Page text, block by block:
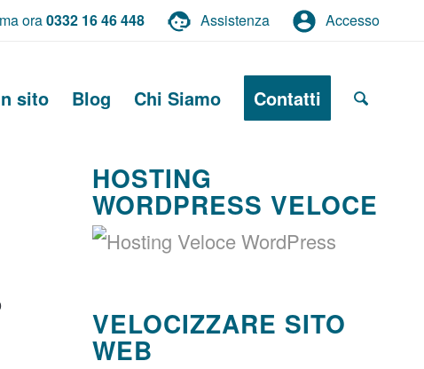
ora0332 16 46 448 Assistenza Accesso
sito Blog Chi Siamo Contatti
HOSTING
WORDPRESS VELOCE
VELOCIZZARE SITO
WEB